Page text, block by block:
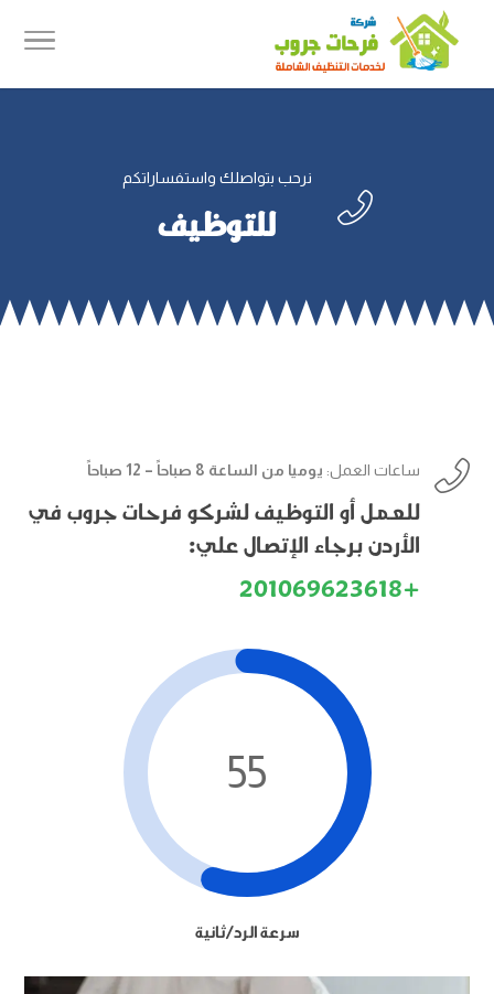

نرحب بتواصلك واستفساراتكم
للتوظيف
 ساعات العمل: يوميا من الساعة 8 صباحاً – 12 صباحاً
للعمل أو التوظيف لشركو فرحات جروب في
الأردن برجاء الإتصال علي:
+201069623618
55
سرعة الرد/ثانية